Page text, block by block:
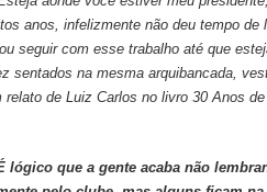
anos, infelizmente não deu tempo de
seguir com esse trabalho até que
sentados na mesma arquibancada,
de Luiz Carlos no livro 30 Anos
lógico que a gente acaba não